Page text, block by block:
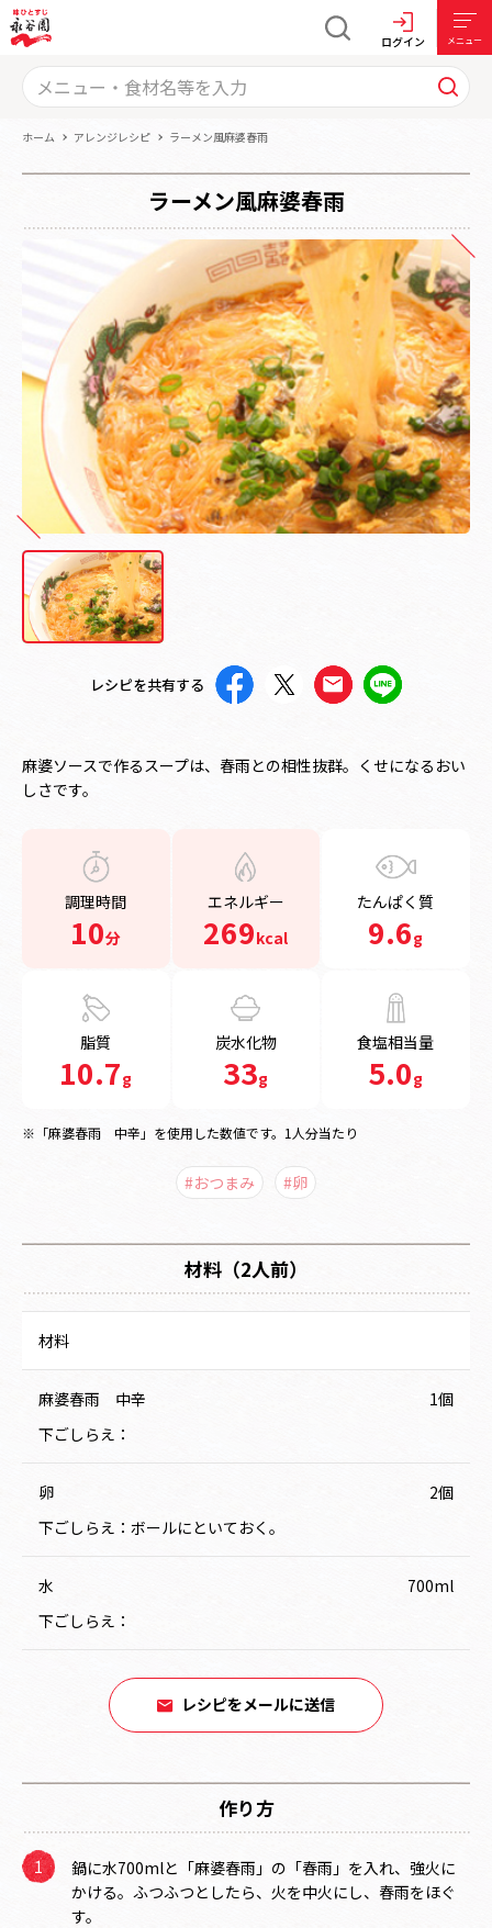
ログイン メニュー
ホーム アレンジレシピ ラーメン風麻婆春雨
ラーメン風麻婆春雨
レシピを共有する
麻婆ソースで作るスープは、春雨との相性抜群。くせになるおい
しさです。
調理時間
10分
エネルギー
269kcal
たんぱく質
9.6g
脂質
10.7g
炭水化物
33g
食塩相当量
5.0g
※「麻婆春雨 中辛」を使用した数値です。1人分当たり
#おつまみ #卵
材料（2人前）
材料
麻婆春雨 中辛
1個
下ごしらえ：
卵
2個
下ごしらえ：ボールにといておく。
水
700ml
下ごしらえ：
レシピをメールに送信
作り方
鍋に水700mlと「麻婆春雨」の「春雨」を入れ、強火に
かける。ふつふつとしたら、火を中火にし、春雨をほぐ
す。